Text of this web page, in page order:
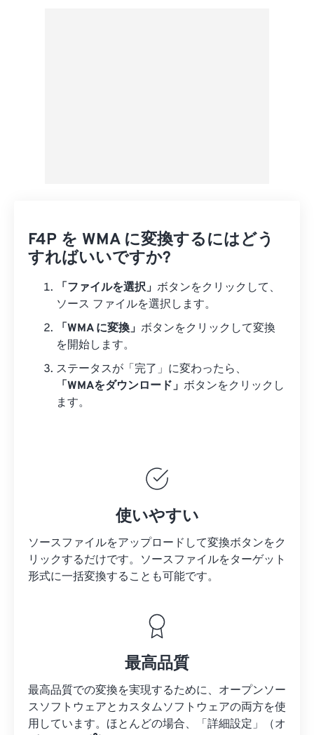
F4P を WMA に変換するにはどう
すればいいですか?
「ファイルを選択」 ボタンをクリックして、
ソース ファイルを選択します。
「WMA に変換」 ボタンをクリックして変換
を開始します。
ステータスが「完了」に変わったら、
「WMAをダウンロード」 ボタンをクリックし
ます。
使いやすい
ソースファイルをアップロードして変換ボタンをク
リックするだけです。 ソースファイルをターゲット
形式に一括変換することも可能です。
最高品質
最高品質での変換を実現するために、オープンソー
スソフトウェアとカスタムソフトウェアの両方を使
用しています。ほとんどの場合、「詳細設定」（オ